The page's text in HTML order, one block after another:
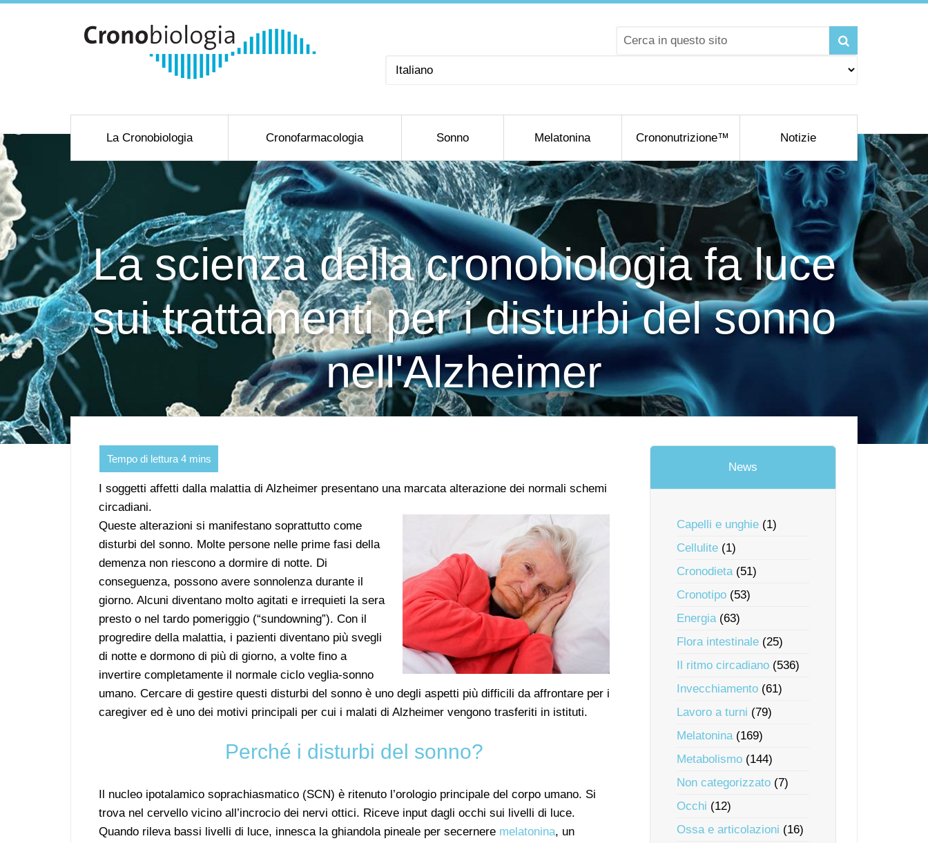
Scegli
La Cronobiologia Cronofarmacologia Sonno Melatonina Crononutrizione™ Notizie
La scienza della cronobiologia fa luce
sui trattamenti per i disturbi del sonno
nell'Alzheimer
I soggetti affetti dalla malattia di Alzheimer presentano una marcata alterazione dei normali schemi
circadiani.
Queste alterazioni si manifestano soprattutto come
disturbi del sonno. Molte persone nelle prime fasi della
demenza non riescono a dormire di notte. Di
conseguenza, possono avere sonnolenza durante il
giorno. Alcuni diventano molto agitati e irrequieti la sera
presto o nel tardo pomeriggio (“sundowning”). Con il
progredire della malattia, i pazienti diventano più svegli
di notte e dormono di più di giorno, a volte fino a
invertire completamente il normale ciclo veglia-sonno
umano. Cercare di gestire questi disturbi del sonno è uno degli aspetti più difficili da affrontare per i
caregiver ed è uno dei motivi principali per cui i malati di Alzheimer vengono trasferiti in istituti.
Perché i disturbi del sonno?
Il nucleo ipotalamico soprachiasmatico (SCN) è ritenuto l’orologio principale del corpo umano. Si
trova nel cervello vicino all’incrocio dei nervi ottici. Riceve input dagli occhi sui livelli di luce.
Quando rileva bassi livelli di luce, innesca la ghiandola pineale per secernere melatonina, un
News
Capelli e unghie (1)
Cellulite (1)
Cronodieta(51)
Cronotipo (53)
Energia(63)
Flora intestinale (25)
Il ritmo circadiano (536)
Invecchiamento (61)
Lavoro a turni (79)
Melatonina(169)
Metabolismo (144)
Non categorizzato (7)
Occhi (12)
Ossa e articolazioni (16)